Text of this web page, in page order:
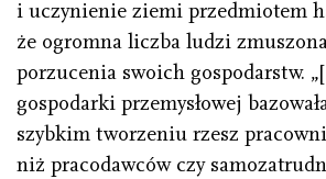
i uczynienie ziemi przedmiotem
że ogromna liczba ludzi zmuszona
porzucenia swoich gospodarstw.
gospodarki przemysłowej
szybkim tworzeniu rzesz
niż pracodawców czy